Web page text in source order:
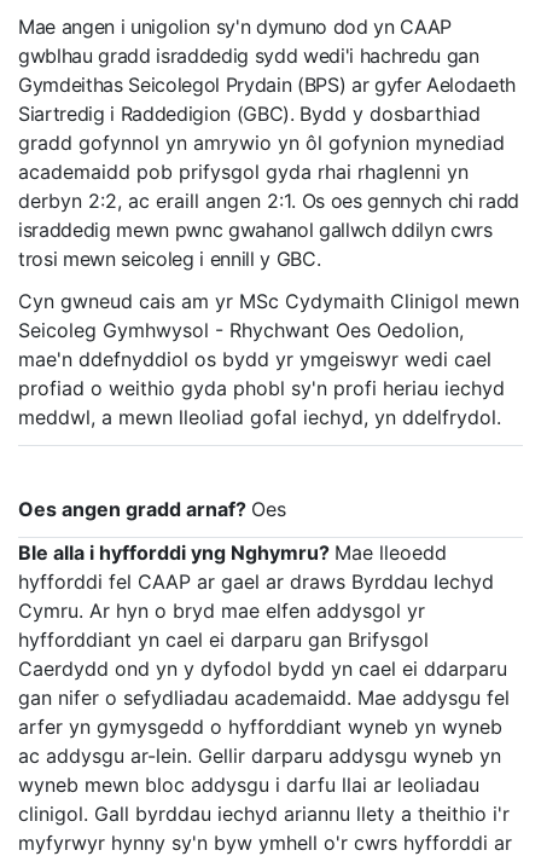
Mae angen i unigolion sy'n dymuno dod yn CAAP
gwblhau gradd israddedig sydd wedi'i hachredu gan
Gymdeithas Seicolegol Prydain (BPS) ar gyfer Aelodaeth
Siartredig i Raddedigion (GBC). Bydd y dosbarthiad
gradd gofynnol yn amrywio yn ôl gofynion mynediad
academaidd pob prifysgol gyda rhai rhaglenni yn
derbyn 2:2, ac eraill angen 2:1. Os oes gennych chi radd
israddedig mewn pwnc gwahanol gallwch ddilyn cwrs
trosi mewn seicoleg i ennill y GBC.
Cyn gwneud cais am yr MSc Cydymaith Clinigol mewn
Seicoleg Gymhwysol - Rhychwant Oes Oedolion,
mae'n ddefnyddiol os bydd yr ymgeiswyr wedi cael
profiad o weithio gyda phobl sy'n profi heriau iechyd
meddwl, a mewn lleoliad gofal iechyd, yn ddelfrydol.
Oes angen gradd arnaf? Oes
Ble alla i hyfforddi yng Nghymru? Mae lleoedd
hyfforddi fel CAAP ar gael ar draws Byrddau Iechyd
Cymru. Ar hyn o bryd mae elfen addysgol yr
hyfforddiant yn cael ei darparu gan Brifysgol
Caerdydd ond yn y dyfodol bydd yn cael ei ddarparu
gan nifer o sefydliadau academaidd. Mae addysgu fel
arfer yn gymysgedd o hyfforddiant wyneb yn wyneb
ac addysgu ar-lein. Gellir darparu addysgu wyneb yn
wyneb mewn bloc addysgu i darfu llai ar leoliadau
clinigol. Gall byrddau iechyd ariannu llety a theithio i'r
myfyrwyr hynny sy'n byw ymhell o'r cwrs hyfforddi ar